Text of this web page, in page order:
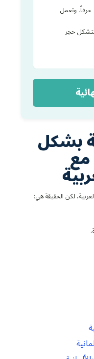
حرفاً، وتعمل
حجر
بشكل
لكن الحقيقة هي: